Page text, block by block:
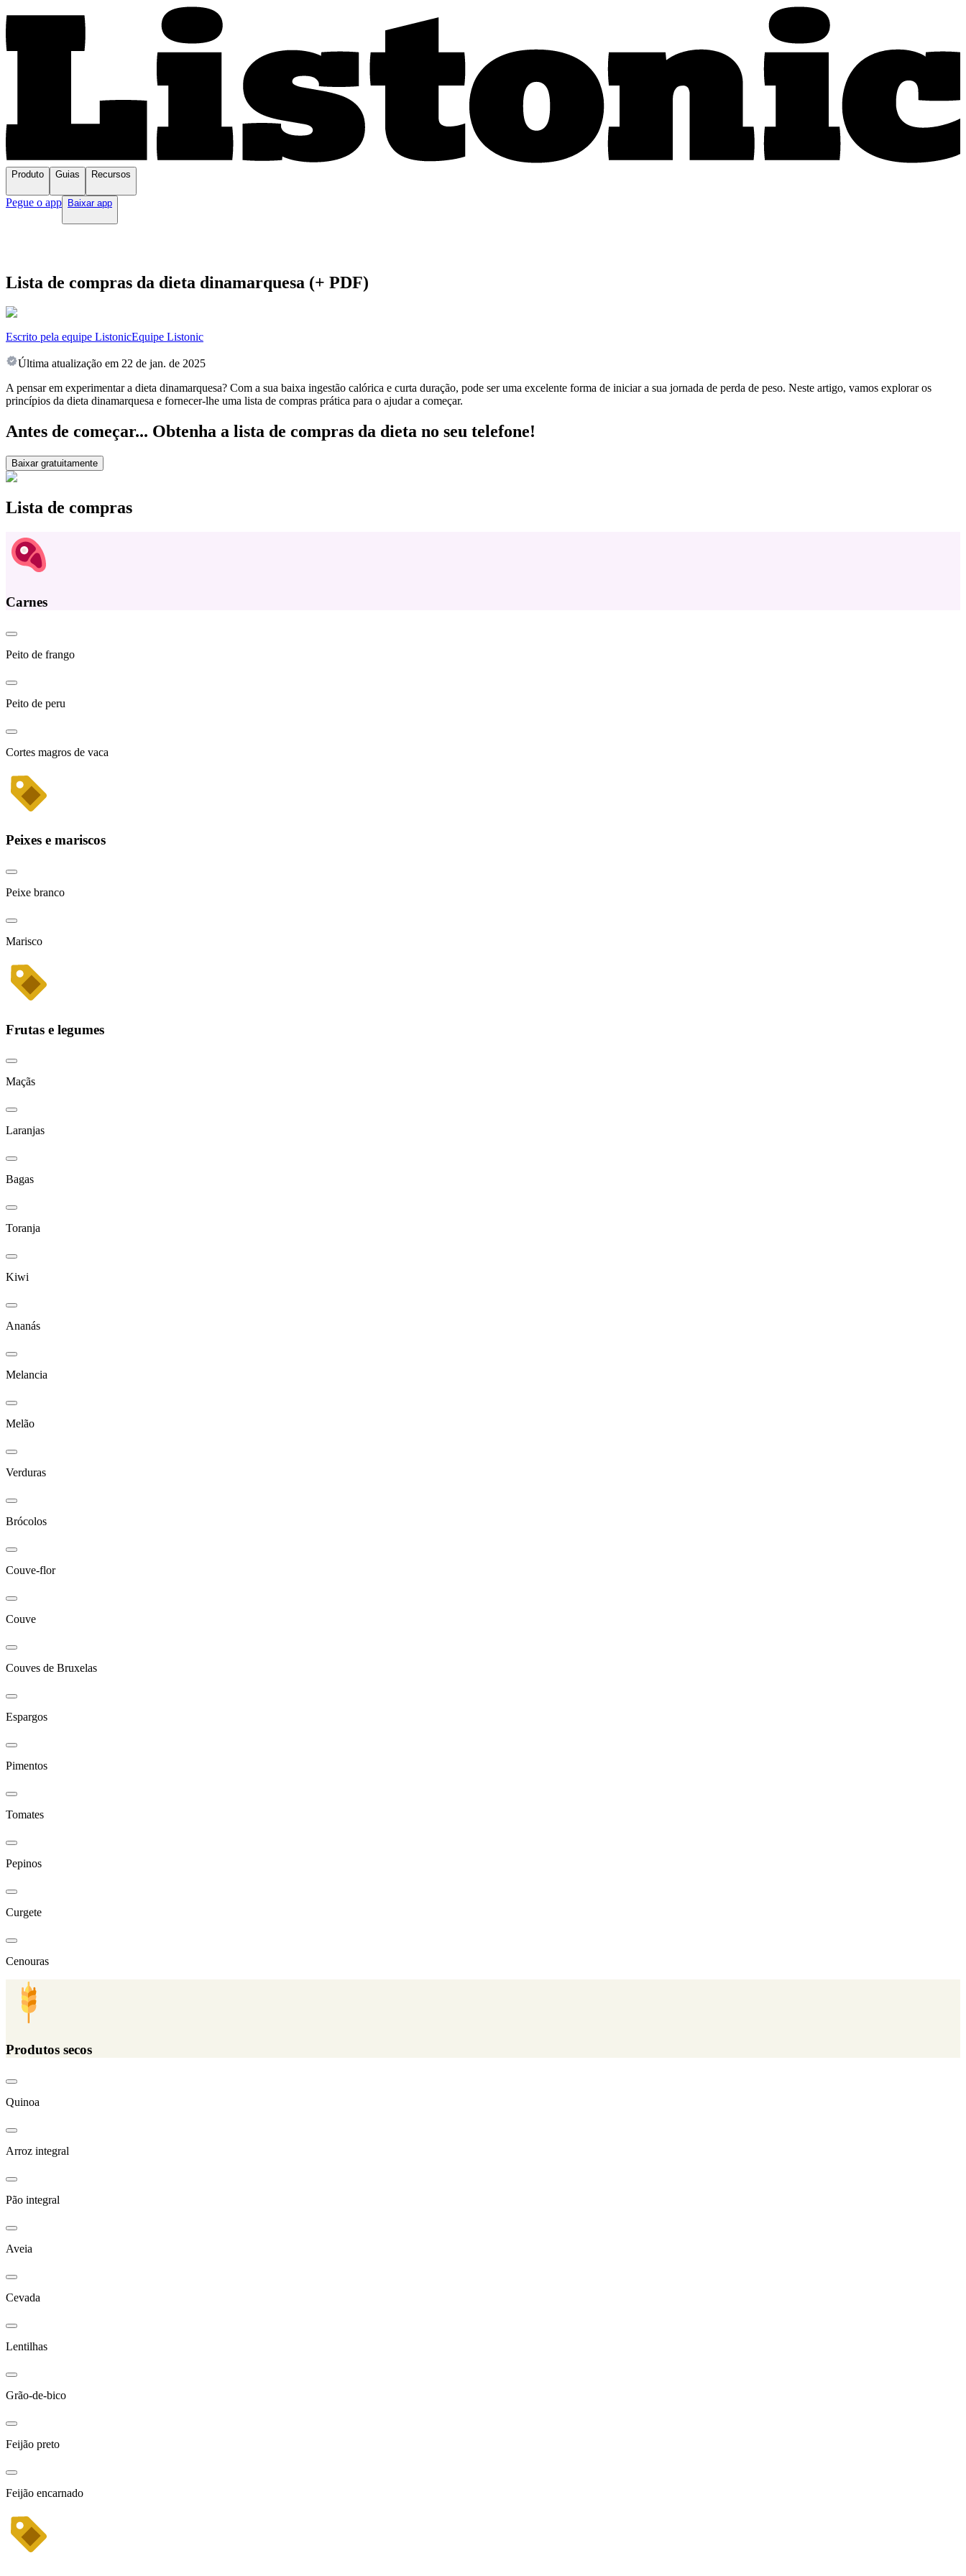
Produto Guias Recursos
Pegue o app Baixar app
Lista de compras da dieta dinamarquesa (+ PDF)
Escrito pela equipe ListonicEquipe Listonic
Última atualização em 22 de jan. de 2025
A pensar em experimentar a dieta dinamarquesa? Com a sua baixa ingestão calórica e curta duração, pode ser uma excelente forma de iniciar a sua jornada de perda de peso. Neste artigo, vamos explorar os
princípios da dieta dinamarquesa e fornecer-lhe uma lista de compras prática para o ajudar a começar.
Antes de começar... Obtenha a lista de compras da dieta no seu telefone!
Baixar gratuitamente
Lista de compras
Carnes
Peito de frango
Peito de peru
Cortes magros de vaca
Peixes e mariscos
Peixe branco
Marisco
Frutas e legumes
Maçãs
Laranjas
Bagas
Toranja
Kiwi
Ananás
Melancia
Melão
Verduras
Brócolos
Couve-flor
Couve
Couves de Bruxelas
Espargos
Pimentos
Tomates
Pepinos
Curgete
Cenouras
Produtos secos
Quinoa
Arroz integral
Pão integral
Aveia
Cevada
Lentilhas
Grão-de-bico
Feijão preto
Feijão encarnado